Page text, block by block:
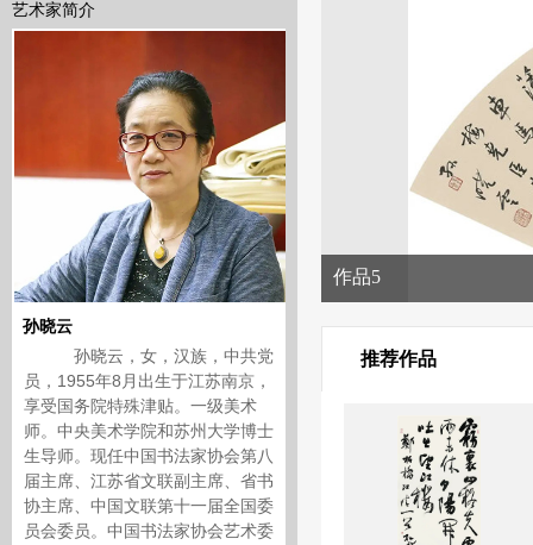
艺术家简介
孙晓云
孙晓云，女，汉族，中共党
员，1955年8月出生于江苏南京，
享受国务院特殊津贴。一级美术
师。中央美术学院和苏州大学博士
生导师。现任中国书法家协会第八
届主席、江苏省文联副主席、省书
协主席、中国文联第十一届全国委
员会委员。中国书法家协会艺术委
作品5
推荐作品